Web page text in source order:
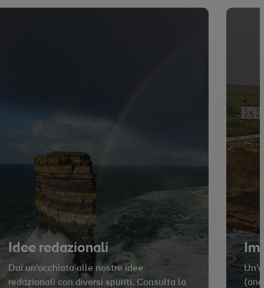
Idee redazionali
Dai un'occhiata alle nostre idee
redazionali con diversi spunti. Consulta la